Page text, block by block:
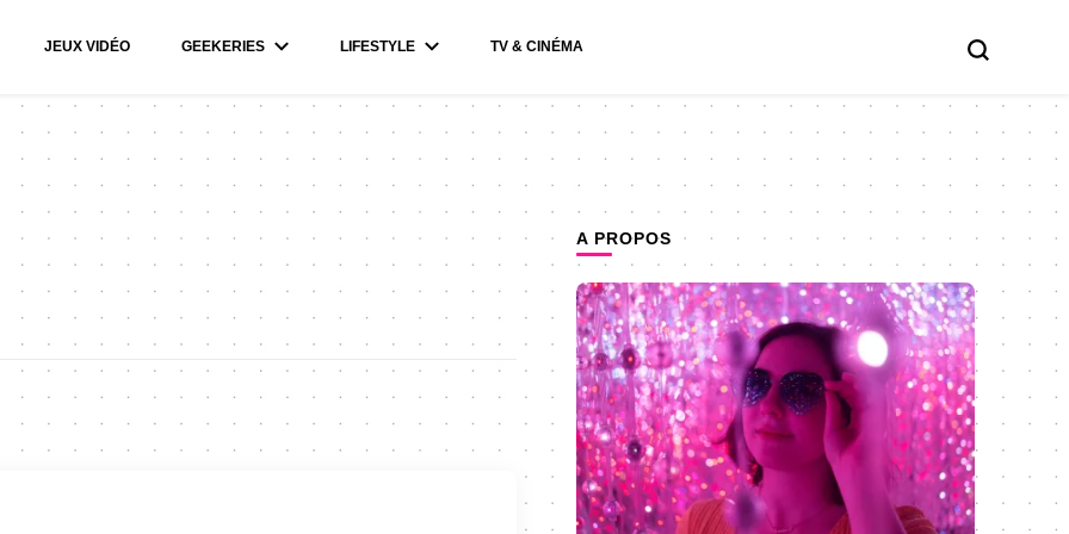
JEUX VIDÉO GEEKERIES LIFESTYLE TV & CINÉMA
A PROPOS